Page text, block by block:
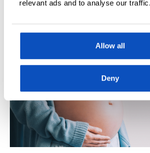
relevant ads and to analyse our traffic.
Allow all
Deny
og spionasje ble helt